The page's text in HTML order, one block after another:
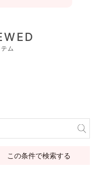
ム
この条件で検索する